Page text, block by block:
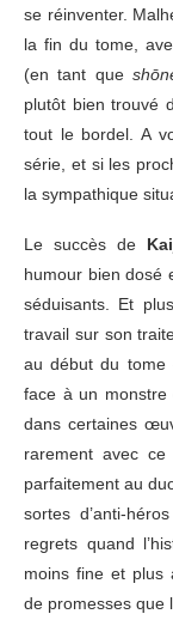
se réinventer.
la fin du tome,
(en tant que
plutôt bien trouvé
tout le bordel. A
série, et si les
la sympathique
Le succès de
humour bien dosé
séduisants. Et
travail sur son
au début du tome
face à un
dans certaines
rarement avec
parfaitement au
sortes d’anti-
regrets quand
moins fine et plus
de promesses que